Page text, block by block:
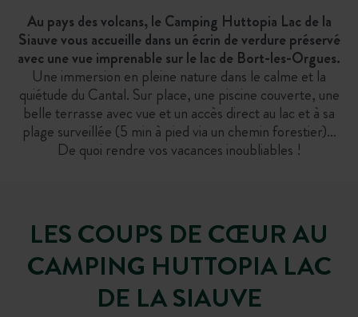
Au pays des volcans, le Camping Huttopia Lac de la
Siauve vous accueille dans un écrin de verdure préservé
avec une vue imprenable sur le lac de Bort-les-Orgues.
Une immersion en pleine nature dans le calme et la
quiétude du Cantal. Sur place, une piscine couverte, une
belle terrasse avec vue et un accès direct au lac et à sa
plage surveillée (5 min à pied via un chemin forestier)…
De quoi rendre vos vacances inoubliables !
LES COUPS DE CŒUR AU
CAMPING HUTTOPIA LAC
DE LA SIAUVE